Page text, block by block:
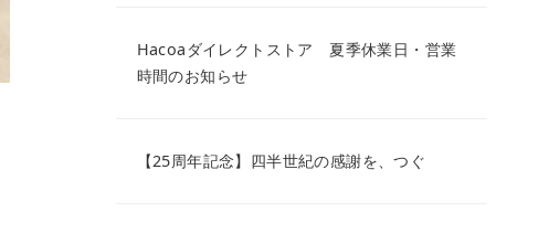
Hacoaダイレクトストア 夏季休業日・営業
時間のお知らせ
【25周年記念】四半世紀の感謝を、つぐ